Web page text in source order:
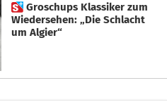
 Groschups Klassiker zum
Wiedersehen: „Die Schlacht
um Algier“